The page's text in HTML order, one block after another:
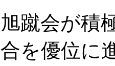
旭蹴会が積
合を優位に